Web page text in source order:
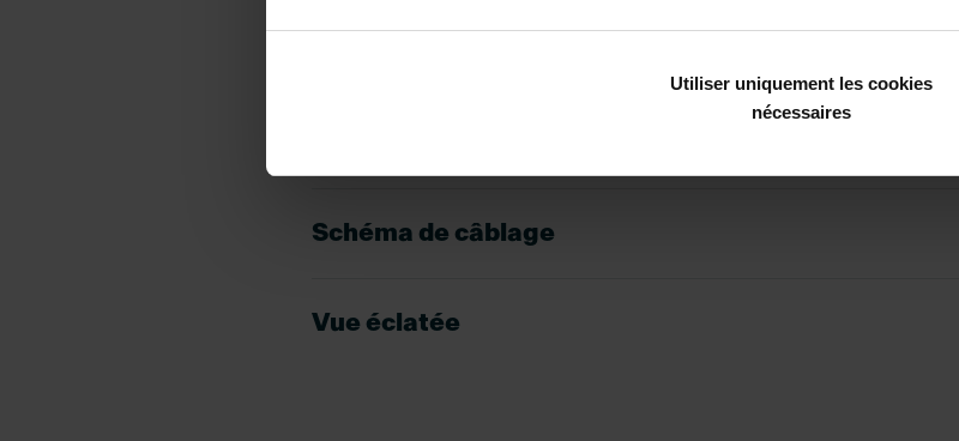
Utiliser uniquement les cookies
nécessaires
Schéma de câblage
Vue éclatée